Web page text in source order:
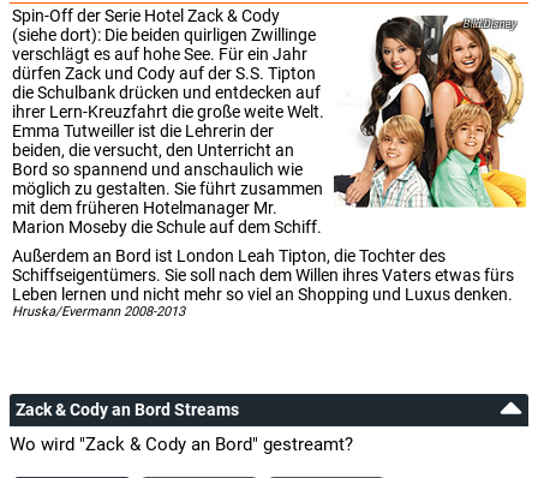
Disney
Spin-Off der Serie Hotel Zack & Cody
(siehe dort): Die beiden quirligen Zwillinge
verschlägt es auf hohe See. Für ein Jahr
dürfen Zack und Cody auf der S.S. Tipton
die Schulbank drücken und entdecken auf
ihrer Lern-Kreuzfahrt die große weite Welt.
Emma Tutweiller ist die Lehrerin der
beiden, die versucht, den Unterricht an
Bord so spannend und anschaulich wie
möglich zu gestalten. Sie führt zusammen
mit dem früheren Hotelmanager Mr.
Marion Moseby die Schule auf dem Schiff.
Außerdem an Bord ist London Leah Tipton, die Tochter des
Schiffseigentümers. Sie soll nach dem Willen ihres Vaters etwas fürs
Leben lernen und nicht mehr so viel an Shopping und Luxus denken.
Hruska/Evermann 2008-2013
Zack & Cody an Bord Streams
Wo wird "Zack & Cody an Bord" gestreamt?